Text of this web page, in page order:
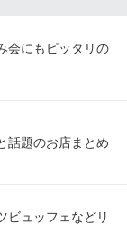
会にもピッタリの
話題のお店まとめ
ビュッフェなどリ